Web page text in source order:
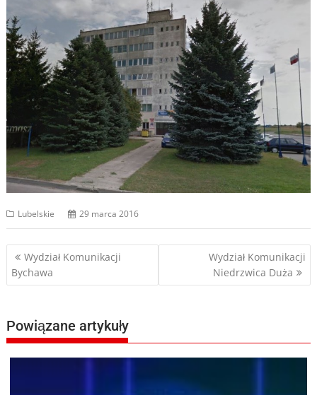
Lubelskie 29 marca 2016
Nawigacja
wpisu
Wydział Komunikacji
Bychawa
Wydział Komunikacji
Niedrzwica Duża
Powiązane artykuły